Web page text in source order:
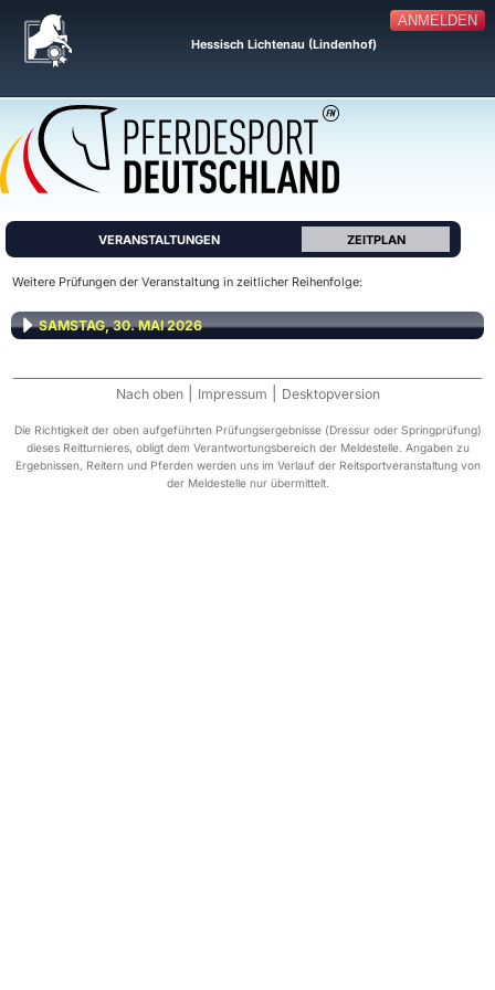
ANMELDEN
Hessisch Lichtenau (Lindenhof)
VERANSTALTUNGEN ZEITPLAN
Weitere Prüfungen der Veranstaltung in zeitlicher Reihenfolge:
SAMSTAG, 30. MAI 2026
Nach oben Impressum Desktopversion
Die Richtigkeit der oben aufgeführten Prüfungsergebnisse (Dressur oder Springprüfung)
dieses Reitturnieres, obligt dem Verantwortungsbereich der Meldestelle. Angaben zu
Ergebnissen, Reitern und Pferden werden uns im Verlauf der Reitsportveranstaltung von
der Meldestelle nur übermittelt.